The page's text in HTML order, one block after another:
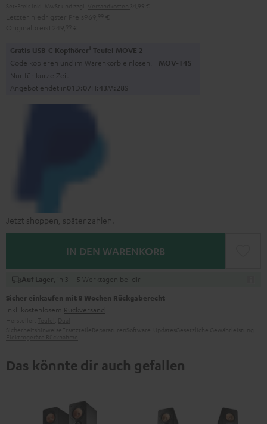
Gratis USB-C Kopfhörer1 Teufel MOVE 2
Code kopieren und im Warenkorb einlösen. MOV-T4S
Nur für kurze Zeit
Angebot endet in01D:07H:43M: 27S
Jetzt shoppen, später zahlen.
IN DEN WARENKORB
Auf Lager , in 3 – 5 Werktagen bei dir
Sicher einkaufen mit 8 Wochen Rückgaberecht
inkl. kostenlosem Rückversand
Das könnte dir auch gefallen